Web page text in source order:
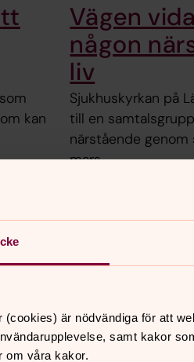
(cookies) är nödvändiga för att
samt kakor
om våra kakor.
kan
Vägen
någon
liv
Sjukhuskyrkan på
till en
närstående
mars.
vänskap
Prata